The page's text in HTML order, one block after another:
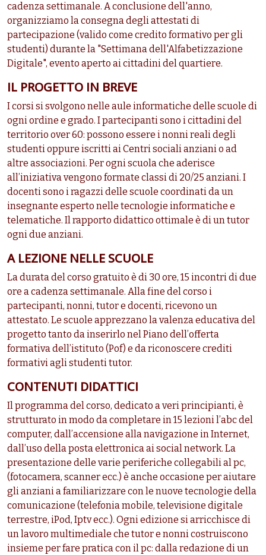
cadenza settimanale. A conclusione dell'anno,
organizziamo la consegna degli attestati di
partecipazione (valido come credito formativo per gli
studenti) durante la "Settimana dell'Alfabetizzazione
Digitale", evento aperto ai cittadini del quartiere.
IL PROGETTO IN BREVE
I corsi si svolgono nelle aule informatiche delle scuole di
ogni ordine e grado. I partecipanti sono i cittadini del
territorio over 60: possono essere i nonni reali degli
studenti oppure iscritti ai Centri sociali anziani o ad
altre associazioni. Per ogni scuola che aderisce
all’iniziativa vengono formate classi di 20/25 anziani. I
docenti sono i ragazzi delle scuole coordinati da un
insegnante esperto nelle tecnologie informatiche e
telematiche. Il rapporto didattico ottimale è di un tutor
ogni due anziani.
A LEZIONE NELLE SCUOLE
La durata del corso gratuito è di 30 ore, 15 incontri di due
ore a cadenza settimanale. Alla fine del corso i
partecipanti, nonni, tutor e docenti, ricevono un
attestato. Le scuole apprezzano la valenza educativa del
progetto tanto da inserirlo nel Piano dell’offerta
formativa dell’istituto (Pof) e da riconoscere crediti
formativi agli studenti tutor.
CONTENUTI DIDATTICI
Il programma del corso, dedicato a veri principianti, è
strutturato in modo da completare in 15 lezioni l’abc del
computer, dall’accensione alla navigazione in Internet,
dall’uso della posta elettronica ai social network. La
presentazione delle varie periferiche collegabili al pc,
(fotocamera, scanner ecc.) è anche occasione per aiutare
gli anziani a familiarizzare con le nuove tecnologie della
comunicazione (telefonia mobile, televisione digitale
terrestre, iPod, Iptv ecc.). Ogni edizione si arricchisce di
un lavoro multimediale che tutor e nonni costruiscono
insieme per fare pratica con il pc: dalla redazione di un